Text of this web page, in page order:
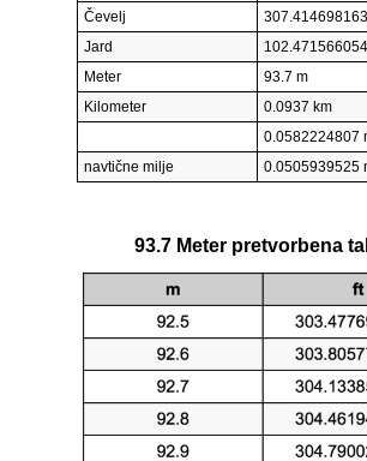
Čevelj
Jard
Meter
93.7 m
Kilometer
0.0937 km
0.0582224807
navtične milje
0.0505939525
93.7 Meter pretvorbena